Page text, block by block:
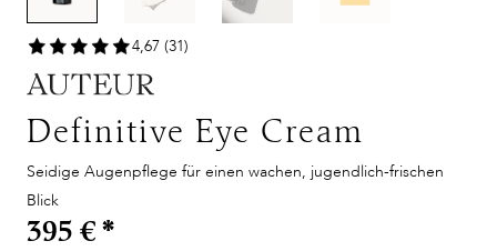
4,67 (31)
Definitive Eye Cream
Seidige Augenpflege für einen wachen, jugendlich-frischen
Blick
395 € *